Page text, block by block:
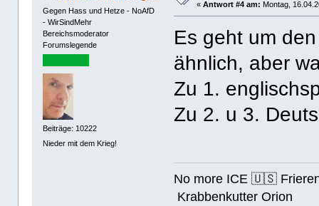
Gegen Hass und Hetze - NoAfD
- WirSindMehr
Bereichsmoderator
Forumslegende
Beiträge: 10222
Nieder mit dem Krieg!
«Antwort #4 am: Montag,
Es geht um
ähnlich, aber
Zu 1.
Zu 2. u 3.
No more ICE 🇺🇸
Krabbenkutter Orion